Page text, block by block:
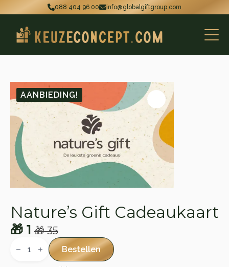
088 404 96 00 info@globalgiftgroup.com
AANBIEDING!
Nature’s Gift Cadeaukaart
🎁35
Oorspronkelijke
prijs
🎁 1
Huidige
prijs
Gift
Cadeaukaart
Bestellen